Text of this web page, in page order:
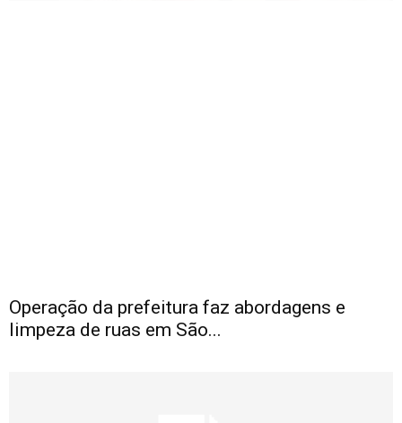
Operação da prefeitura faz abordagens e
limpeza de ruas em São...